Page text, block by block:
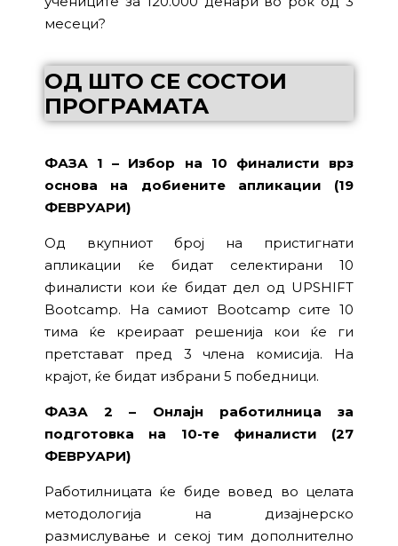
месеци?
ОД ШТО СЕ СОСТОИ
ПРОГРАМАТА
ФАЗА 1 – Избор на 10 финалисти врз
основа на добиените апликации (19
ФЕВРУАРИ)
Од вкупниот број на пристигнати
апликации ќе бидат селектирани 10
финалисти кои ќе бидат дел од UPSHIFT
Bootcamp. На самиот Bootcamp сите 10
тима ќе креираат решенија кои ќе ги
претстават пред 3 члена комисија. На
крајот, ќе бидат избрани 5 победници.
ФАЗА 2 – Онлајн работилница за
подготовка на 10-те финалисти (27
ФЕВРУАРИ)
Работилницата ќе биде вовед во целата
методологија на дизајнерско
размислување и секој тим дополнително